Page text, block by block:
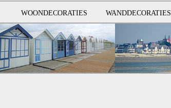
WOONDECORATIES WANDDECORATIES